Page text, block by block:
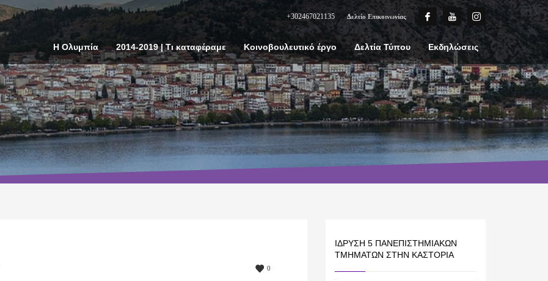
+302467021135 Δελτίο Επικοινωνίας
Η Ολυμπία 2014-2019 | Τι καταφέραμε Κοινοβουλευτικό έργο Δελτία Τύπου Εκδηλώσεις
0
ΊΔΡΥΣΗ 5 ΠΑΝΕΠΙΣΤΗΜΙΑΚΏΝ
ΤΜΗΜΆΤΩΝ ΣΤΗΝ ΚΑΣΤΟΡΙΆ